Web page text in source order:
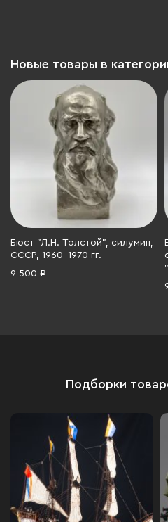
Новые товары в
Бюст "Л.Н. Толстой", силумин,
СССР, 1960-1970 гг.
9 500 ₽
Подборки